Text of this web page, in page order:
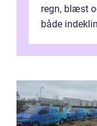
regn, blæst
både